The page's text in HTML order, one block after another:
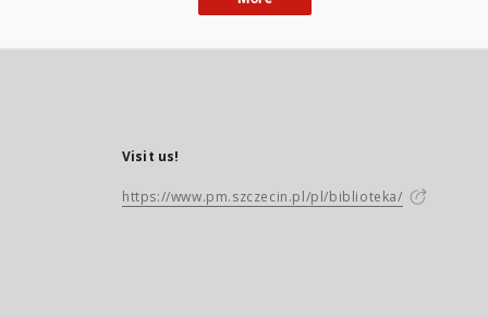
Visit us!
https://www.pm.szczecin.pl/pl/biblioteka/